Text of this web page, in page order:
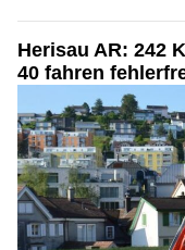
Herisau AR: 242
40 fahren